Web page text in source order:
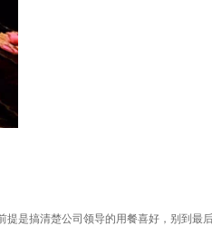
是搞清楚公司领导的用餐喜好，别到最